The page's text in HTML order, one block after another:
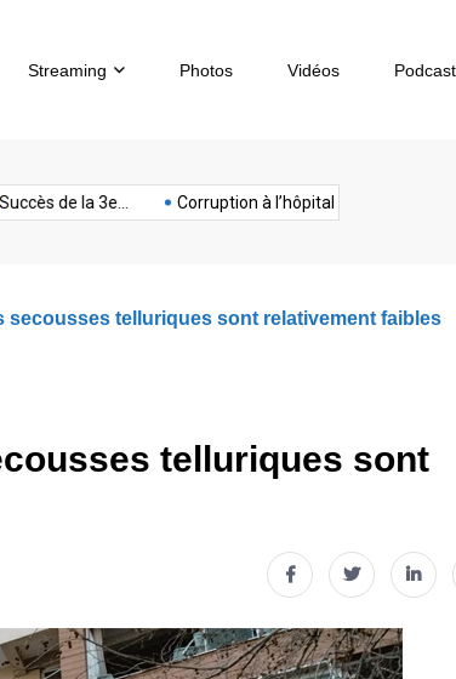
Streaming Photos Vidéos
de la 3e... Corruption à l’hôpital de...
sous-
marin
Spectacle Sport Tech terrorisme
secousses telluriques sont relativement faibles
telluriques sont